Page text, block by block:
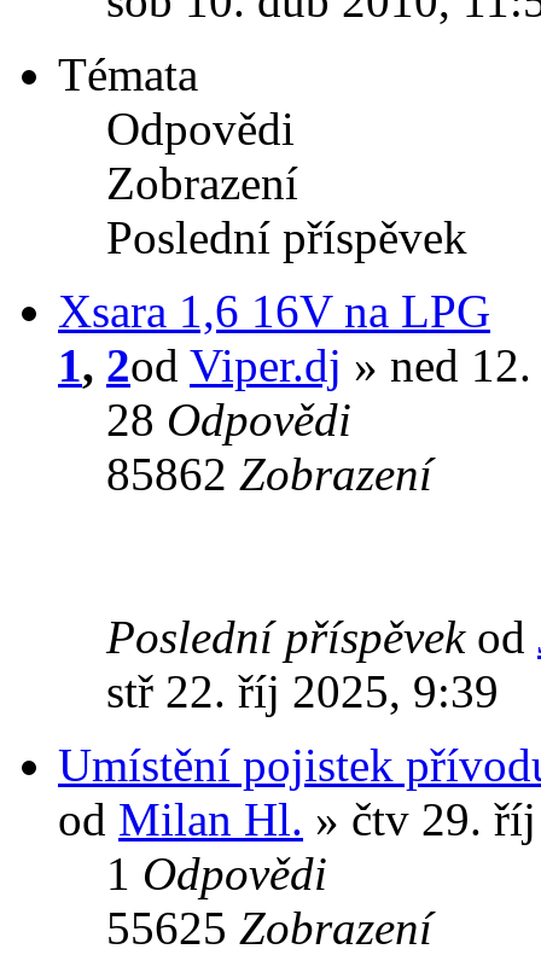
Témata
Odpovědi
Zobrazení
Poslední příspěvek
Xsara 1,6 16V na LPG
1, 2od Viper.dj » ned
28 Odpovědi
85862 Zobrazení
Poslední příspěvek od
stř 22. říj 2025, 9:39
Umístění pojistek
od Milan Hl. » čtv 29.
1 Odpovědi
55625 Zobrazení